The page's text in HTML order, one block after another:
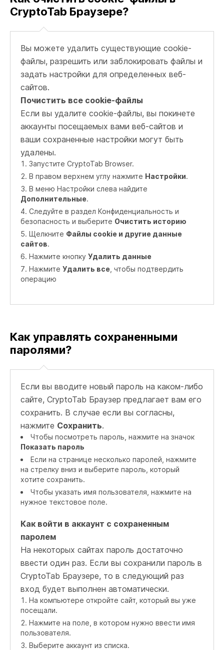
CryptoTab Браузере?
Вы можете удалить существующие cookie-
файлы, разрешить или заблокировать файлы и
задать настройки для определенных веб-
сайтов.
Почистить все cookie-файлы
Если вы удалите cookie-файлы, вы покинете
аккаунты посещаемых вами веб-сайтов и
ваши сохраненные настройки могут быть
удалены.
Запустите CryptoTab Browser.
В правом верхнем углу нажмите Настройки.
В меню Настройки слева найдите
Дополнительные.
Следуйте в раздел Конфиденциальность и
безопасность и выберите Очистить историю
Щелкните Файлы cookie и другие данные
сайтов.
Нажмите кнопку Удалить данные
Нажмите Удалить все , чтобы подтвердить
операцию
Как управлять сохраненными
паролями?
Если вы вводите новый пароль на каком-либо
сайте, CryptoTab Браузер предлагает вам его
сохранить. В случае если вы согласны,
нажмите Сохранить.
Чтобы посмотреть пароль, нажмите на значок
Показать пароль
Если на странице несколько паролей, нажмите
на стрелку вниз и выберите пароль, который
хотите сохранить.
Чтобы указать имя пользователя, нажмите на
нужное текстовое поле.
Как войти в аккаунт с сохраненным
паролем
На некоторых сайтах пароль достаточно
ввести один раз. Если вы сохранили пароль в
CryptoTab Браузере, то в следующий раз
вход будет выполнен автоматически.
На компьютере откройте сайт, который вы уже
посещали.
Нажмите на поле, в котором нужно ввести имя
пользователя.
Выберите аккаунт из списка.